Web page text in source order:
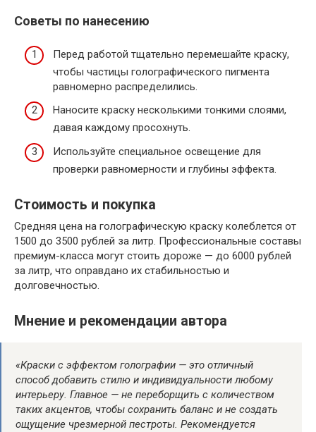
Советы по нанесению
Перед работой тщательно перемешайте краску,
чтобы частицы голографического пигмента
равномерно распределились.
Наносите краску несколькими тонкими слоями,
давая каждому просохнуть.
Используйте специальное освещение для
проверки равномерности и глубины эффекта.
Стоимость и покупка
Средняя цена на голографическую краску колеблется от
1500 до 3500 рублей за литр. Профессиональные составы
премиум-класса могут стоить дороже — до 6000 рублей
за литр, что оправдано их стабильностью и
долговечностью.
Мнение и рекомендации автора
«Краски с эффектом голографии — это отличный
способ добавить стилю и индивидуальности любому
интерьеру. Главное — не переборщить с количеством
таких акцентов, чтобы сохранить баланс и не создать
ощущение чрезмерной пестроты. Рекомендуется